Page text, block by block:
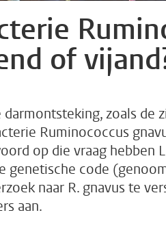
of
zoals de
Ruminococcus
op die vraag hebben
genetische code
naar R. gnavus te
aan.